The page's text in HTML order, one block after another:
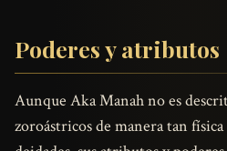
Poderes y atributos
Aunque Aka Manah no es
zoroástricos de manera tan